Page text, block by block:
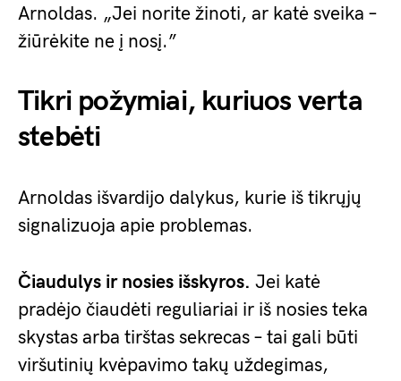
Arnoldas. „Jei norite žinoti, ar katė sveika –
žiūrėkite ne į nosį.”
Tikri požymiai, kuriuos verta
stebėti
Arnoldas išvardijo dalykus, kurie iš tikrųjų
signalizuoja apie problemas.
Čiaudulys ir nosies išskyros. Jei katė
pradėjo čiaudėti reguliariai ir iš nosies teka
skystas arba tirštas sekrecas – tai gali būti
viršutinių kvėpavimo takų uždegimas,